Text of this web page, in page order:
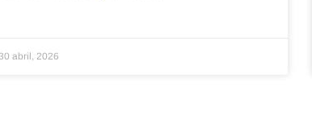
abril, 2026